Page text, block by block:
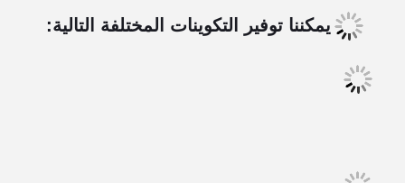
يمكننا توفير التكوينات المختلفة التالية: